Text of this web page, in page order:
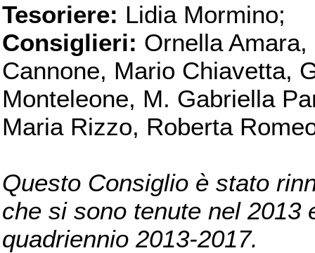
Tesoriere: Lidia Mormino;
Consiglieri: Ornella
Cannone, Mario Chiavetta,
Monteleone, M. Gabriella
Maria Rizzo, Roberta
Questo Consiglio è stato
che si sono tenute nel 2013
quadriennio 2013-2017.